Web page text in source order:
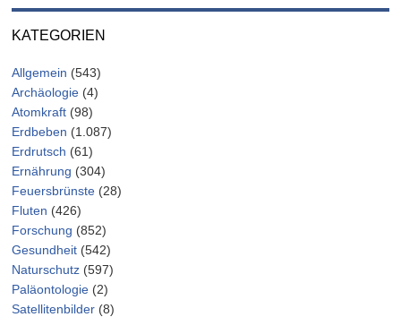
KATEGORIEN
Allgemein (543)
Archäologie (4)
Atomkraft (98)
Erdbeben (1.087)
Erdrutsch (61)
Ernährung (304)
Feuersbrünste (28)
Fluten (426)
Forschung (852)
Gesundheit (542)
Naturschutz (597)
Paläontologie (2)
Satellitenbilder (8)